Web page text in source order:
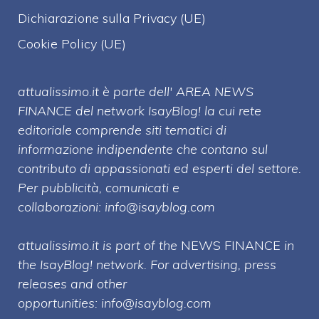
Dichiarazione sulla Privacy (UE)
Cookie Policy (UE)
attualissimo.it è parte dell' AREA NEWS
FINANCE del network IsayBlog! la cui rete
editoriale comprende siti tematici di
informazione indipendente che contano sul
contributo di appassionati ed esperti del settore.
Per pubblicità, comunicati e
collaborazioni: info@isayblog.com
attualissimo.it is part of the NEWS FINANCE in
the IsayBlog! network. For advertising, press
releases and other
opportunities: info@isayblog.com